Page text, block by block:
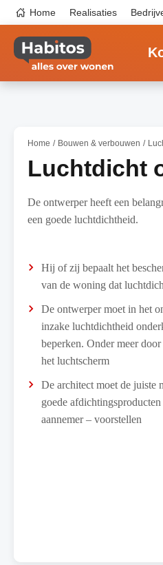
naar
inhoud
gaan
Top
navigation
Home Realisaties
Home Bouwen & verbouwen
Luchtdicht
De ontwerper heeft een
een goede luchtdichtheid.
Hij of zij bepaalt het
van de woning dat
De ontwerper moet in het
inzake luchtdichtheid
beperken. Onder meer
het luchtscherm
De architect moet de juiste
goede
aannemer – voorstellen